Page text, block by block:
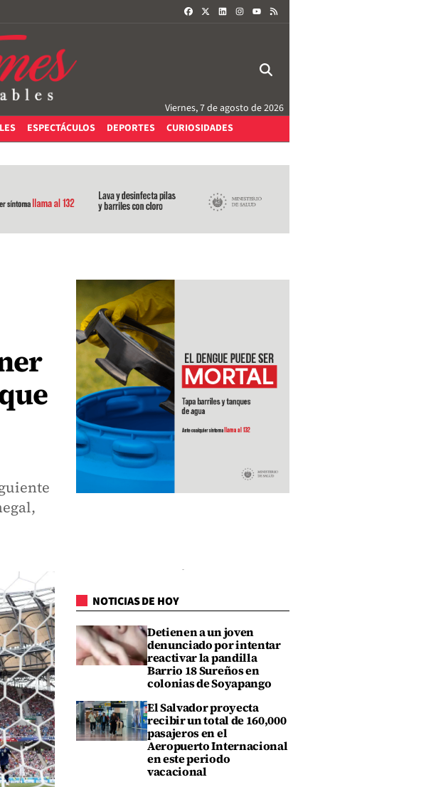
FACEBOOKLINKEDININSTAGRAM
Viernes, 7 de agosto de 2026
ESPECTÁCULOS DEPORTES CURIOSIDADES
NOTICIAS DE HOY
Detienen a un joven
denunciado por intentar
reactivar la pandilla
Barrio 18 Sureños en
colonias de Soyapango
El Salvador proyecta
recibir un total de 160,000
pasajeros en el
Aeropuerto Internacional
en este periodo
vacacional